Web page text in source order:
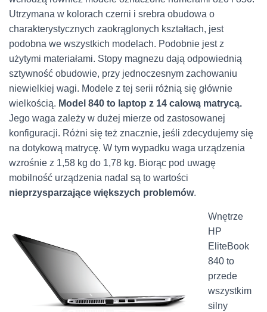
Utrzymana w kolorach czerni i srebra obudowa o
charakterystycznych zaokrąglonych kształtach, jest
podobna we wszystkich modelach. Podobnie jest z
użytymi materiałami. Stopy magnezu dają odpowiednią
sztywność obudowie, przy jednoczesnym zachowaniu
niewielkiej wagi. Modele z tej serii różnią się głównie
wielkością. Model 840 to laptop z 14 calową matrycą.
Jego waga zależy w dużej mierze od zastosowanej
konfiguracji. Różni się też znacznie, jeśli zdecydujemy się
na dotykową matrycę. W tym wypadku waga urządzenia
wzrośnie z 1,58 kg do 1,78 kg. Biorąc pod uwagę
mobilność urządzenia nadal są to wartości
nieprzysparzające większych problemów.
Wnętrze
HP
EliteBook
840 to
przede
wszystkim
silny